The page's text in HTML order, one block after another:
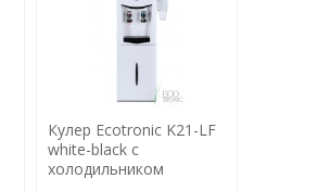
Кулер Ecotronic K21-LF
white-black с
холодильником